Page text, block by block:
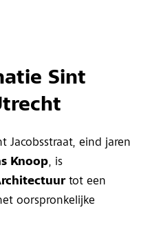
Sint
Jacobsstraat, eind jaren
Knoop, is
tot een
oorspronkelijke